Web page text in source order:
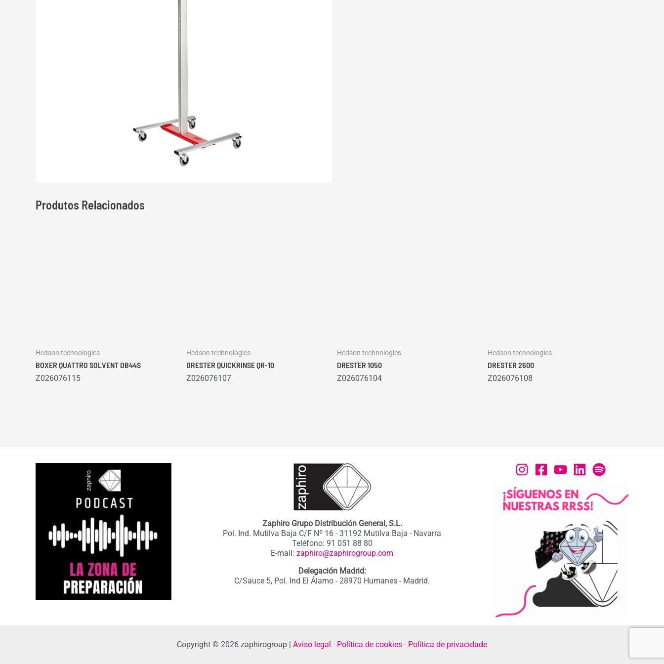
Produtos Relacionados
Hedson technologies
BOXER QUATTRO SOLVENT DB44S
Z026076115
Hedson technologies
DRESTER QUICKRINSE QR-10
Z026076107
Hedson technologies
DRESTER 1050
Z026076104
Hedson technologies
DRESTER 2600
Z026076108
Zaphiro Grupo Distribución General, S.L.
Pol. Ind. Mutilva Baja C/F Nº 16 - 31192 Mutilva Baja - Navarra
Teléfono: 91 051 88 80
E-mail: zaphiro@zaphirogroup.com
Delegación Madrid:
C/Sauce 5, Pol. Ind El Álamo - 28970 Humanes - Madrid.
Copyright © 2026 zaphirogroup | Aviso legal - Política de cookies - Política de privacidade